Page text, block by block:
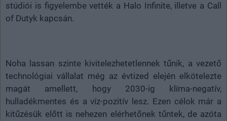
stúdiói is figyelembe vették a Halo Infinite, illetve a Call
of Dutyk kapcsán.
Noha lassan szinte kivitelezhetetlennek tűnik, a vezető
technológiai vállalat még az évtized elején elkötelezte
magát amellett, hogy 2030-ig klíma-negatív,
hulladékmentes és a víz-pozitív lesz. Ezen célok már a
kitűzésük előtt is nehezen elérhetőnek tűntek, de azóta